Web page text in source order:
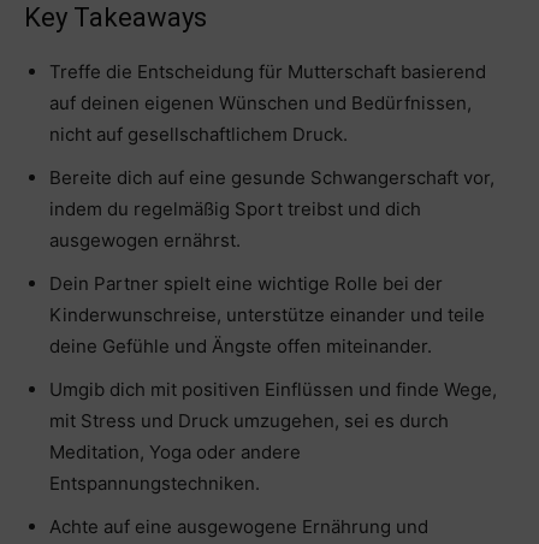
Key Takeaways
Treffe die Entscheidung für Mutterschaft basierend
auf deinen eigenen Wünschen und Bedürfnissen,
nicht auf gesellschaftlichem Druck.
Bereite dich auf eine gesunde Schwangerschaft vor,
indem du regelmäßig Sport treibst und dich
ausgewogen ernährst.
Dein Partner spielt eine wichtige Rolle bei der
Kinderwunschreise, unterstütze einander und teile
deine Gefühle und Ängste offen miteinander.
Umgib dich mit positiven Einflüssen und finde Wege,
mit Stress und Druck umzugehen, sei es durch
Meditation, Yoga oder andere
Entspannungstechniken.
Achte auf eine ausgewogene Ernährung und